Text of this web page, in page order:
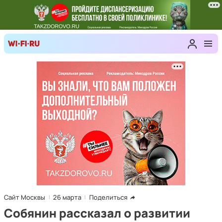
Сайт Москвы 26 марта Поделиться
Собянин рассказал о развитии